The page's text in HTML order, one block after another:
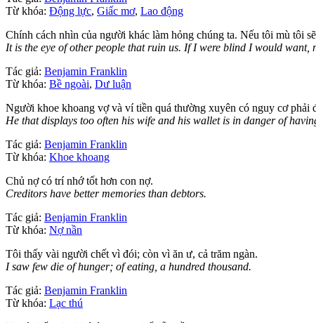
Từ khóa: Động lực, Giấc mơ, Lao động
Chính cách nhìn của người khác làm hỏng chúng ta. Nếu tôi mù tôi
It is the eye of other people that ruin us. If I were blind I would want,
Tác giả: Benjamin Franklin
Từ khóa: Bề ngoài, Dư luận
Người khoe khoang vợ và ví tiền quá thường xuyên có nguy cơ phải
He that displays too often his wife and his wallet is in danger of
Tác giả: Benjamin Franklin
Từ khóa: Khoe khoang
Chủ nợ có trí nhớ tốt hơn con nợ.
Creditors have better memories than debtors.
Tác giả: Benjamin Franklin
Từ khóa: Nợ nần
Tôi thấy vài người chết vì đói; còn vì ăn ư, cả trăm ngàn.
I saw few die of hunger; of eating, a hundred thousand.
Tác giả: Benjamin Franklin
Từ khóa: Lạc thú